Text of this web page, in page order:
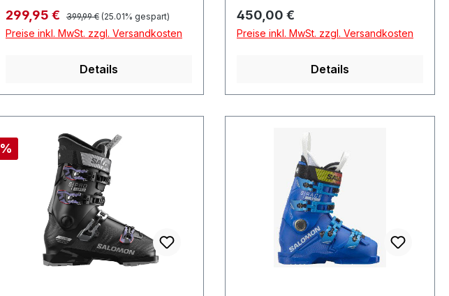
Verkaufspreis:
299,95 € Regulärer Preis:
399,99 € (25.01% gespart)
Preise inkl. MwSt. zzgl. Versandkosten
Details
Regulärer Preis:
450,00 €
Preise inkl. MwSt. zzgl. Versandkosten
Details
Rabatt
%